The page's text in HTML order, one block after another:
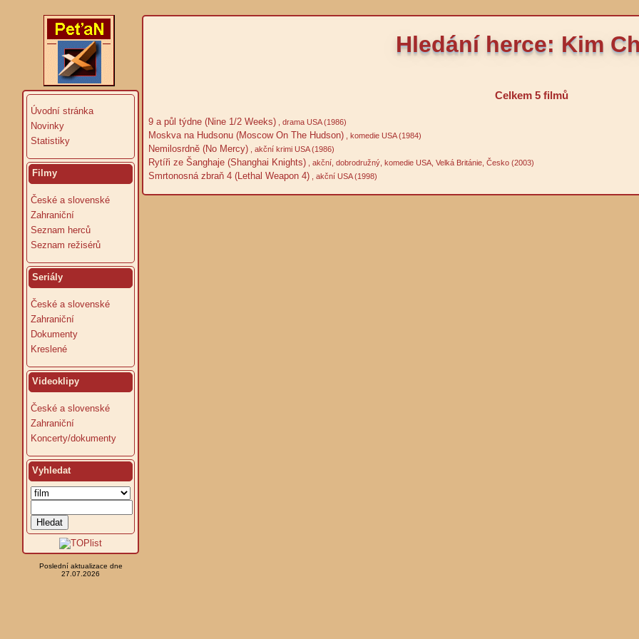
Úvodní stránka
Novinky
Statistiky
Filmy
České a slovenské
Zahraniční
Seznam herců
Seznam režisérů
Seriály
České a slovenské
Zahraniční
Dokumenty
Kreslené
Videoklipy
České a slovenské
Zahraniční
Koncerty/dokumenty
Vyhledat
Poslední aktualizace dne
27.07.2026
Hledání herce: Kim
Celkem 5 filmů
9 a půl týdne (Nine 1/2 Weeks) , drama USA (1986)
Moskva na Hudsonu (Moscow On The Hudson) , komedie USA (1984)
Nemilosrdně (No Mercy) , akční krimi USA (1986)
Rytíři ze Šanghaje (Shanghai Knights) , akční, dobrodružný, komedie USA, Velká Británie, Česko (2003)
Smrtonosná zbraň 4 (Lethal Weapon 4) , akční USA (1998)